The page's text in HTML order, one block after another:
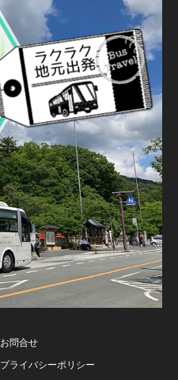
お問合せ
プライバシーポリシー